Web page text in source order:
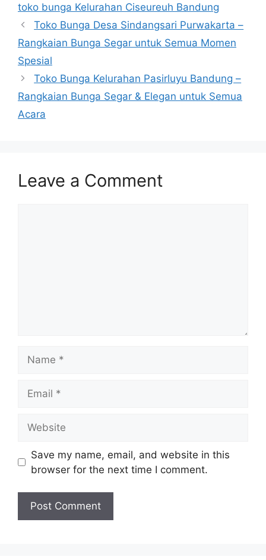
toko bunga Kelurahan Ciseureuh Bandung
Toko Bunga Desa Sindangsari Purwakarta –
Rangkaian Bunga Segar untuk Semua Momen
Spesial
Toko Bunga Kelurahan Pasirluyu Bandung –
Rangkaian Bunga Segar & Elegan untuk Semua
Acara
Leave a Comment
Save my name, email, and website in this
browser for the next time I comment.